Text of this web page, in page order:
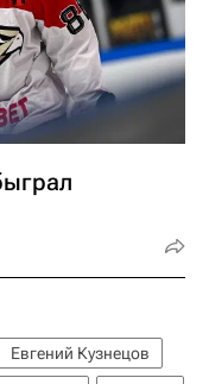
Евгений Кузнецов